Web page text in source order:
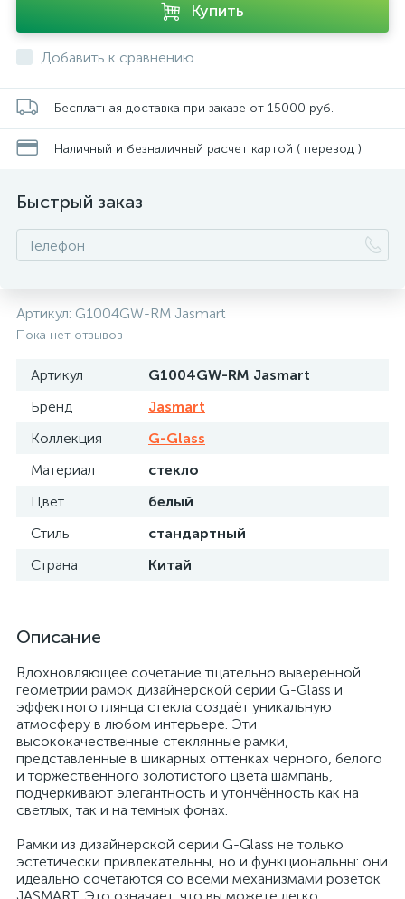
Купить
Добавить к сравнению
Бесплатная доставка при заказе от 15000 руб.
Наличный и безналичный расчет картой ( перевод )
Быстрый заказ
Артикул: G1004GW-RM Jasmart
Пока нет отзывов
Артикул
G1004GW-RM Jasmart
Бренд
Jasmart
Коллекция
G-Glass
Материал
стекло
Цвет
белый
Стиль
стандартный
Страна
Китай
Описание
Вдохновляющее сочетание тщательно выверенной
геометрии рамок дизайнерской серии G-Glass и
эффектного глянца стекла создаёт уникальную
атмосферу в любом интерьере. Эти
высококачественные стеклянные рамки,
представленные в шикарных оттенках черного, белого
и торжественного золотистого цвета шампань,
подчеркивают элегантность и утончённость как на
светлых, так и на темных фонах.
Рамки из дизайнерской серии G-Glass не только
эстетически привлекательны, но и функциональны: они
идеально сочетаются со всеми механизмами розеток